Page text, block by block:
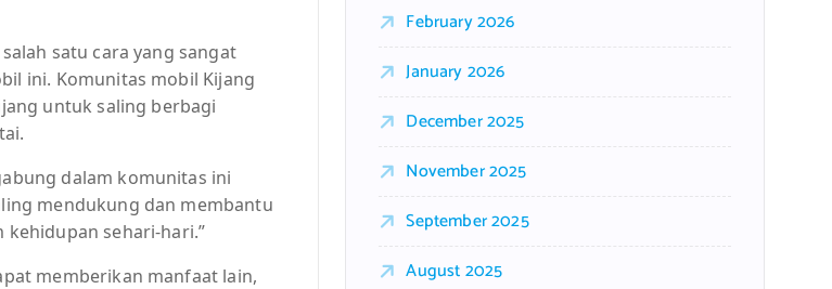
satu cara yang sangat
ini. Komunitas mobil Kijang
untuk saling berbagi
dalam komunitas ini
mendukung dan membantu
sehari-hari.”
memberikan manfaat lain,
February 2026
January 2026
December 2025
November 2025
September 2025
August 2025